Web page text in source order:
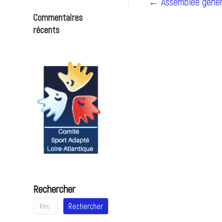
Commentaires
récents
Rechercher
Rechercher